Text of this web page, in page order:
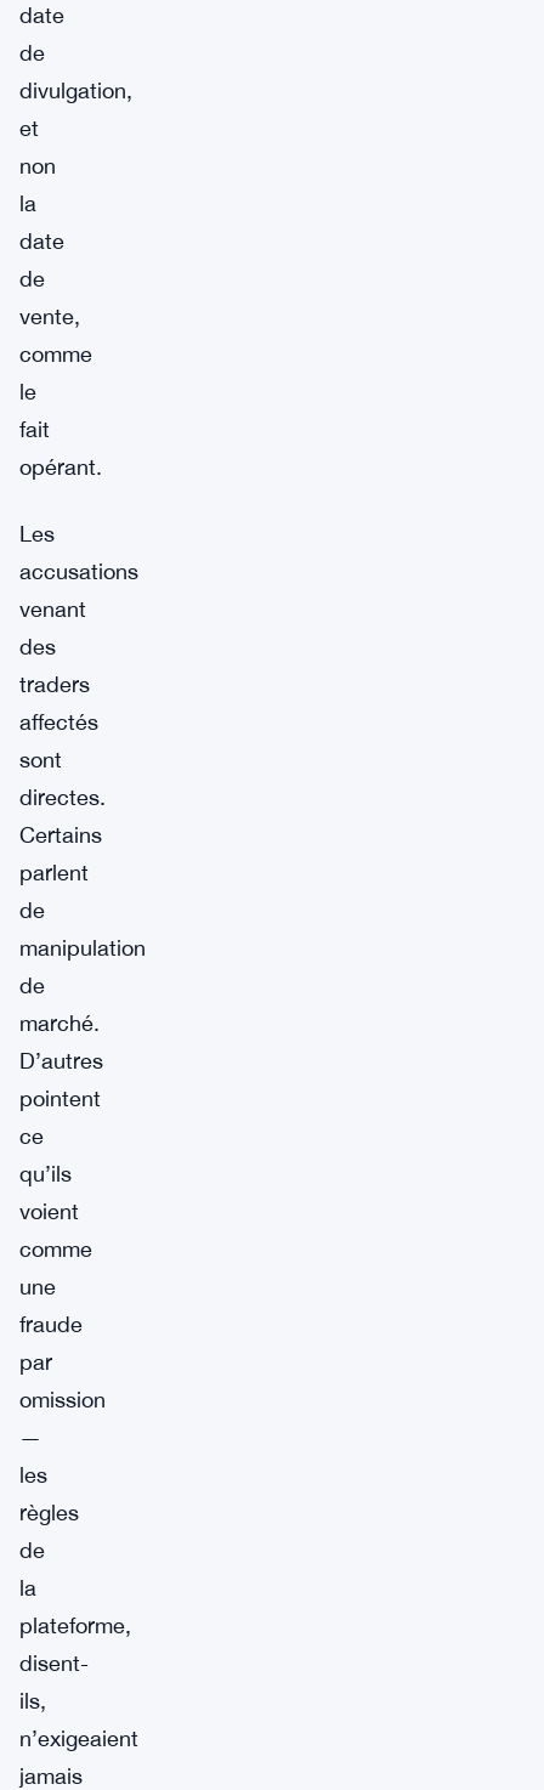
date
de
divulgation,
et
non
la
date
de
vente,
comme
le
fait
opérant.
Les
accusations
venant
des
traders
affectés
sont
directes.
Certains
parlent
de
manipulation
de
marché.
D’autres
pointent
ce
qu’ils
voient
comme
une
fraude
par
omission
—
les
règles
de
la
plateforme,
disent-
ils,
n’exigeaient
jamais